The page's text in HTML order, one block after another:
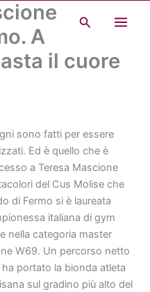
Cerca
A
il cuore
sono fatti per essere
Ed è quello che è
a Teresa Mascione
del Cus Molise che
di Fermo si è laureata
italiana di gym
nella categoria master
W69. Un percorso netto
portato la bionda atleta
sul gradino più alto del